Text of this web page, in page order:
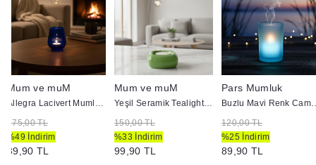
Mum ve muM
Allegra Lacivert Mumluk 41536
175,00 TL
%49 İndirim
89,90 TL
Mum ve muM
Yeşil Seramik Tealight Mumluk
150,00 TL
%33 İndirim
99,90 TL
Pars Mumluk
Buzlu Mavi
120,00 TL
%25 İndirim
89,90 TL